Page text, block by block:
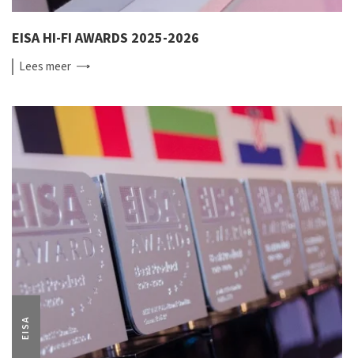
EISA HI-FI AWARDS 2025-2026
Leesmeer
EISA